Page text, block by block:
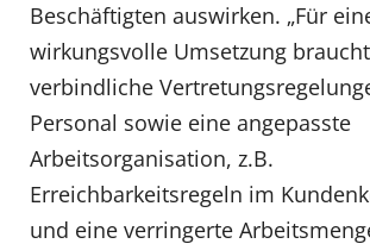
Beschäftigten auswirken. „Für
wirkungsvolle Umsetzung
verbindliche
Personal sowie eine angepasste
Arbeitsorganisation, z.B.
Erreichbarkeitsregeln im
und eine verringerte